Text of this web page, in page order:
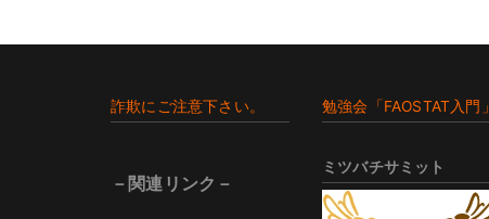
詐欺にご注意下さい。
－関連リンク－
勉強会「FAOSTAT入門」
ミツバチサミット